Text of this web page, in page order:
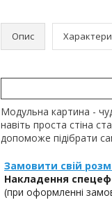
Опис
Модульна картина -
навіть проста стіна
допоможе підібрати
Замовити свій
Накладення
(при оформленні